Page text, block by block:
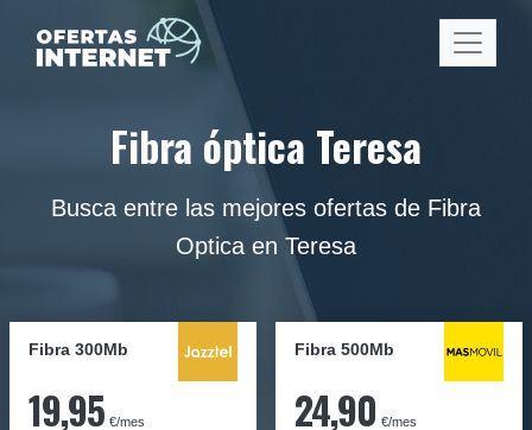
Fibra óptica Teresa
Busca entre las mejores ofertas de Fibra
Optica en Teresa
Fibra 300Mb
19,95 €/mes
Fibra 500Mb
24,90 €/mes